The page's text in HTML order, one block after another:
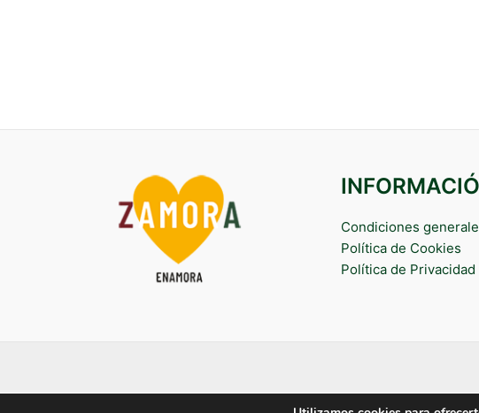
Condiciones
Política de Cookies
Política de Privacidad